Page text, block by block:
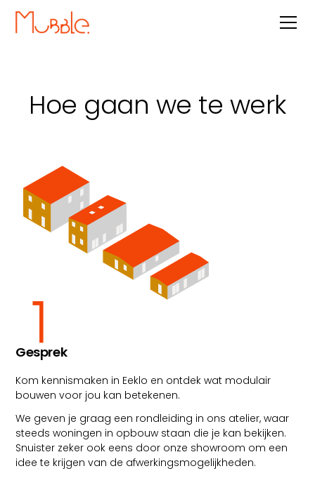
Hoe gaan we te werk
Gesprek
Kom kennismaken in Eeklo en ontdek wat modulair
bouwen voor jou kan betekenen.
We geven je graag een rondleiding in ons atelier, waar
steeds woningen in opbouw staan die je kan bekijken.
Snuister zeker ook eens door onze showroom om een
idee te krijgen van de afwerkingsmogelijkheden.